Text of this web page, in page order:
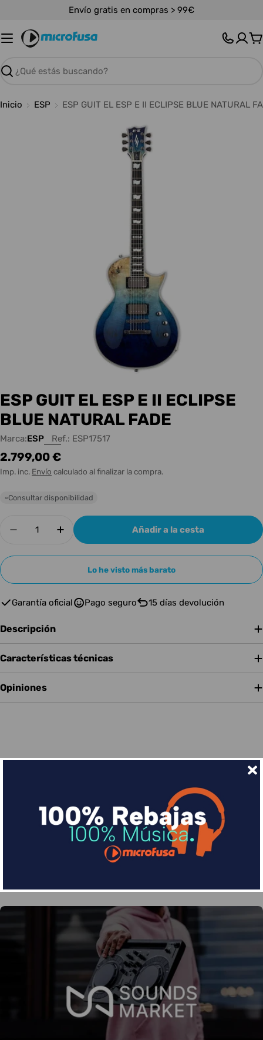
contenido
Envío gratis en compras > 99€
Buscar
Inicio ESP ESP GUIT EL ESP E II ECLIPSE BLUE NATURAL
ESP GUIT EL ESP E II ECLIPSE
BLUE NATURAL FADE
Marca:ESP Ref.: ESP17517
Precio
habitual
2.799,00 €
Imp. inc. Envío calculado al finalizar la compra.
○Consultar disponibilidad
Disminuir cantidad para ESP GUIT EL ESP E II
Aumentar cantidad para ESP GUIT EL
Añadir a la cesta
Lo he visto más barato
Garantía oficial Pago seguro 15 días devolución
Descripción
Características técnicas
Opiniones
Financia tus compras con Sequra
Divide en 3 sin coste o hasta en 18 meses por una
pequeña cuota al mes con Sequra
Más info